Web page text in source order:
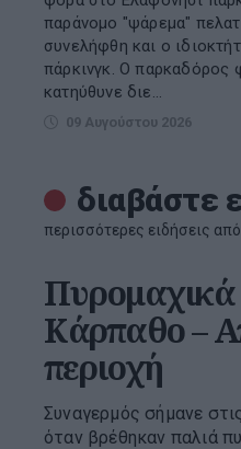
παράνομο "ψάρεμα"
συνελήφθη και ο
πάρκινγκ. Ο παρκαδόρος
κατηύθυνε διε...
09 Αυγούστου 2026
διαβάστε
περισσότερες ειδήσεις
Πυρομαχικά
Κάρπαθο –
περιοχή
Συναγερμός σήμανε
όταν βρέθηκαν παλιά